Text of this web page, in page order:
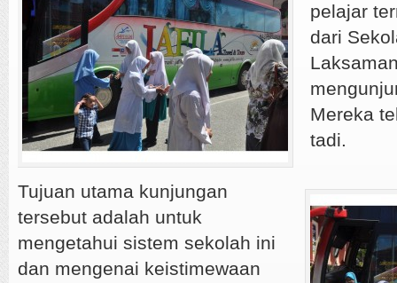
pelajar
dari
Mereka
tadi.
Tujuan utama kunjungan
tersebut adalah untuk
mengetahui sistem sekolah ini
dan mengenai keistimewaan